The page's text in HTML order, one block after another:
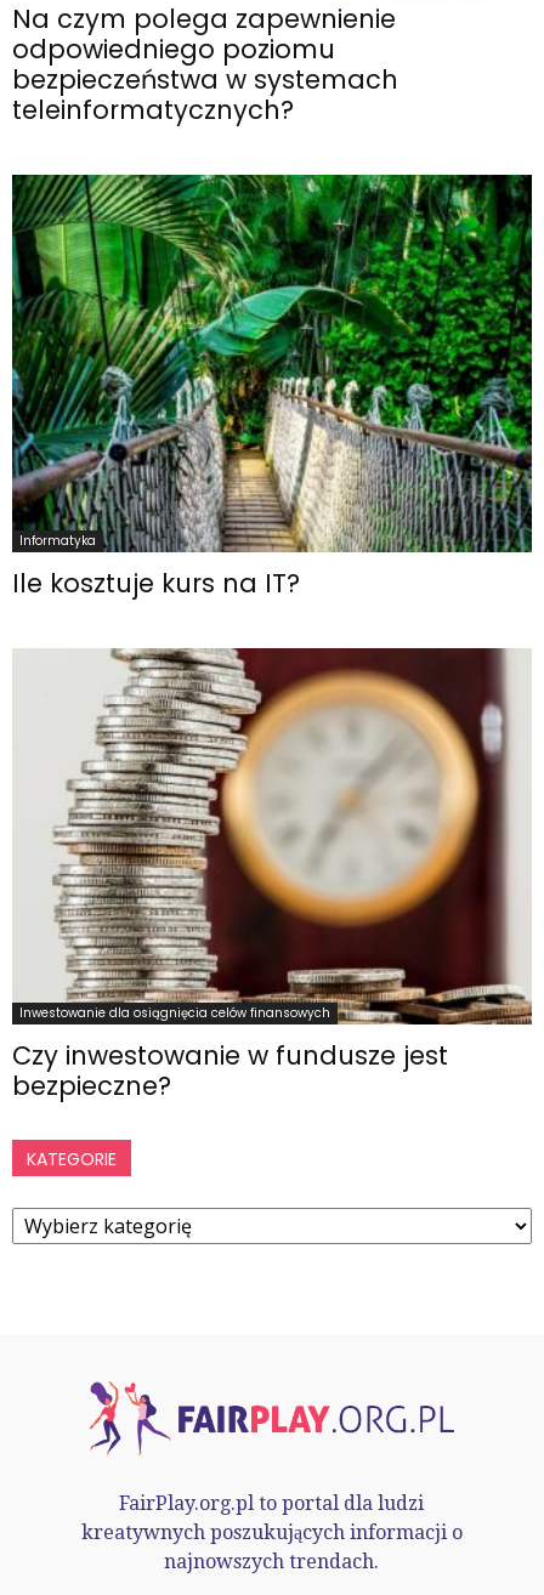
Na czym polega zapewnienie
odpowiedniego poziomu
bezpieczeństwa w systemach
teleinformatycznych?
Informatyka
Ile kosztuje kurs na IT?
Inwestowanie dla osiągnięcia celów finansowych
Czy inwestowanie w fundusze jest
bezpieczne?
KATEGORIE
Kategorie
FairPlay.org.pl to portal dla ludzi
kreatywnych poszukujących informacji o
najnowszych trendach.